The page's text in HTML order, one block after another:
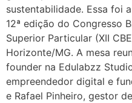
sustentabilidade. Essa foi
12ª edição do Congresso
Superior Particular (XII
Horizonte/MG. A mesa
founder na Edulabzz
empreendedor digital e
e Rafael Pinheiro, gestor